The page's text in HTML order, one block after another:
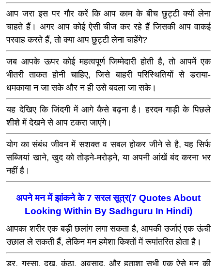
आप जरा इस पर गौर करें कि आप काम के बीच छुट्टी क्यों लेना
चाहते हैं। अगर आप कोई ऐसी चीज कर रहे हैं जिसकी आप वाकई
परवाह करते हैं, तो क्या आप छुट्टी लेना चाहेंगे?
जब आपके ऊपर कोई महत्वपूर्ण जिम्मेदारी होती है, तो आपमें एक
भीतरी ताकत होनी चाहिए, जिसे बाहरी परिस्थितियों से डराया-
धमकाया न जा सके और न ही उसे बदला जा सके।
यह देखिए कि जिंदगी में आगे कैसे बढ़ना है। हरदम गाड़ी के पिछले
शीशे में देखने से आप टकरा जाएंगे।
योग का संबंध जीवन में सशक्‍त व सबल होकर जीने से है, यह सिर्फ
सब्जियां खाने, खुद को तोड़ने-मरोड़ने, या अपनी आंखें बंद करना भर
नहीं है।
अपने मन में झांकने के 7 सरल सूत्र(7 Quotes About
Looking Within By Sadhguru In Hindi)
आपका शरीर एक बड़ी छलांग लगा सकता है, आपकी उर्जाएं एक ऊंची
उछाल ले सकती हैं, लेकिन मन हमेशा किश्तों में रूपांतरित होता है।
डर, गुस्सा, दुख, कुंठा, अवसाद, और हताशा सभी एक ऐसे मन की